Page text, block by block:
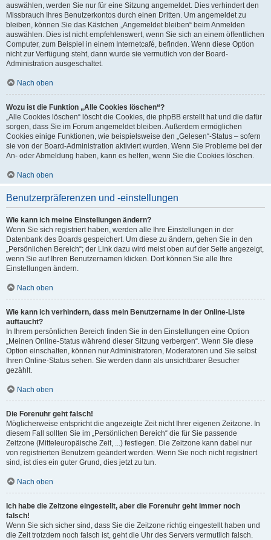
auswählen, werden Sie nur für eine Sitzung angemeldet. Dies verhindert den
Missbrauch Ihres Benutzerkontos durch einen Dritten. Um angemeldet zu
bleiben, können Sie das Kästchen „Angemeldet bleiben“ beim Anmelden
auswählen. Dies ist nicht empfehlenswert, wenn Sie sich an einem öffentlichen
Computer, zum Beispiel in einem Internetcafé, befinden. Wenn diese Option
nicht zur Verfügung steht, dann wurde sie vermutlich von der Board-
Administration ausgeschaltet.
Nach oben
Wozu ist die Funktion „Alle Cookies löschen“?
„Alle Cookies löschen“ löscht die Cookies, die phpBB erstellt hat und die dafür
sorgen, dass Sie im Forum angemeldet bleiben. Außerdem ermöglichen
Cookies einige Funktionen, wie beispielsweise den „Gelesen“-Status – sofern
sie von der Board-Administration aktiviert wurden. Wenn Sie Probleme bei der
An- oder Abmeldung haben, kann es helfen, wenn Sie die Cookies löschen.
Nach oben
Benutzerpräferenzen und -einstellungen
Wie kann ich meine Einstellungen ändern?
Wenn Sie sich registriert haben, werden alle Ihre Einstellungen in der
Datenbank des Boards gespeichert. Um diese zu ändern, gehen Sie in den
„Persönlichen Bereich“; der Link dazu wird meist oben auf der Seite angezeigt,
wenn Sie auf Ihren Benutzernamen klicken. Dort können Sie alle Ihre
Einstellungen ändern.
Nach oben
Wie kann ich verhindern, dass mein Benutzername in der Online-Liste
auftaucht?
In Ihrem persönlichen Bereich finden Sie in den Einstellungen eine Option
„Meinen Online-Status während dieser Sitzung verbergen“. Wenn Sie diese
Option einschalten, können nur Administratoren, Moderatoren und Sie selbst
Ihren Online-Status sehen. Sie werden dann als unsichtbarer Besucher
gezählt.
Nach oben
Die Forenuhr geht falsch!
Möglicherweise entspricht die angezeigte Zeit nicht Ihrer eigenen Zeitzone. In
diesem Fall sollten Sie im „Persönlichen Bereich“ die für Sie passende
Zeitzone (Mitteleuropäische Zeit, ...) festlegen. Die Zeitzone kann dabei nur
von registrierten Benutzern geändert werden. Wenn Sie noch nicht registriert
sind, ist dies ein guter Grund, dies jetzt zu tun.
Nach oben
Ich habe die Zeitzone eingestellt, aber die Forenuhr geht immer noch
falsch!
Wenn Sie sich sicher sind, dass Sie die Zeitzone richtig eingestellt haben und
die Zeit trotzdem noch falsch ist, geht die Uhr des Servers vermutlich falsch.